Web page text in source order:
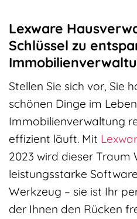
Lexware
Schlüssel zu
Stellen Sie sich vor, Sie
schönen Dinge im
Immobilienverwaltung
effizient läuft. Mit
2023 wird dieser Traum
leistungsstarke
Werkzeug – sie ist Ihr
der Ihnen den Rücken